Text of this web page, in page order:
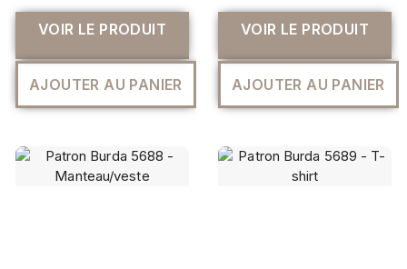
VOIR LE PRODUIT
AJOUTER AU PANIER
VOIR LE PRODUIT
AJOUTER AU PANIER